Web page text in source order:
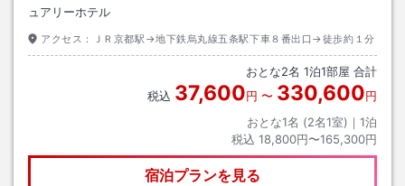
ュアリーホテル
アクセス： ＪＲ京都駅→地下鉄烏丸線五条駅下車８番出口→徒歩約１分
おとな2名 1泊1部屋 合計
税込 37,600円 〜 330,600円
おとな1名 (2名1室)｜ 1泊
税込 18,800円〜165,300円
宿泊プランを見る